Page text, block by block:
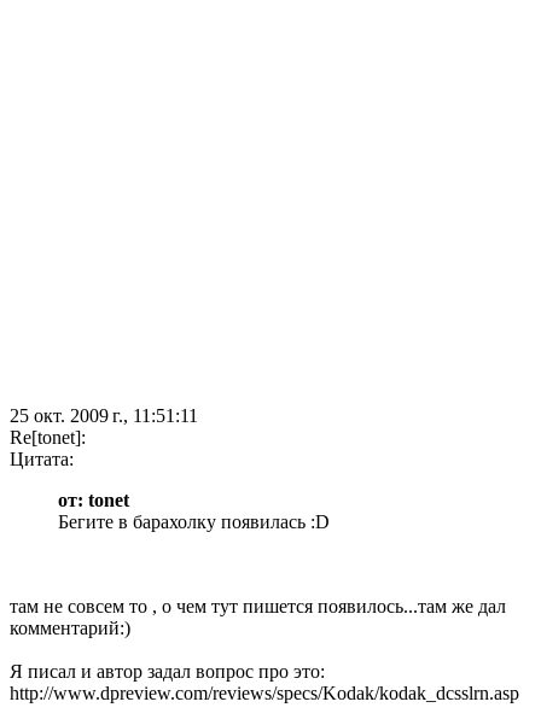
25 окт. 2009 г., 11:51:11
Re[tonet]:
Цитата:
от: tonet
Бегите в барахолку появилась :D
там не совсем то , о чем тут пишется появилось...там же дал
комментарий:)
Я писал и автор задал вопрос про это:
http://www.dpreview.com/reviews/specs/Kodak/kodak_dcsslrn.asp